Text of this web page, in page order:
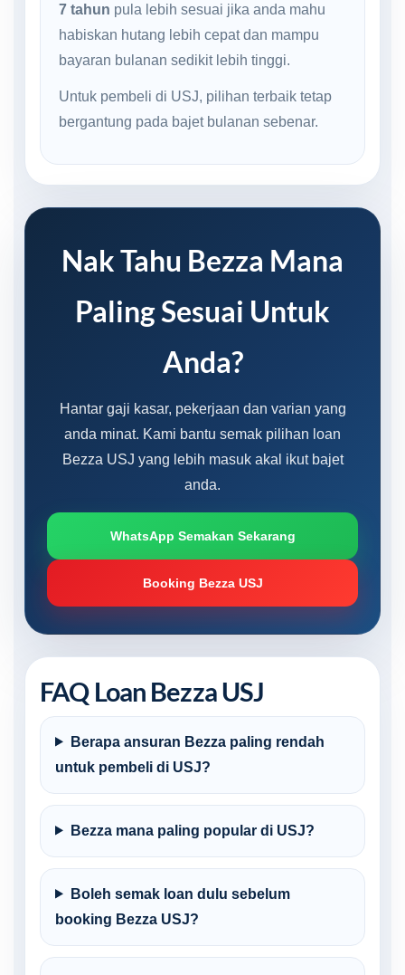
7 tahun pula lebih sesuai jika anda mahu
habiskan hutang lebih cepat dan mampu
bayaran bulanan sedikit lebih tinggi.
Untuk pembeli di USJ, pilihan terbaik tetap
bergantung pada bajet bulanan sebenar.
Nak Tahu Bezza Mana
Paling Sesuai Untuk
Anda?
Hantar gaji kasar, pekerjaan dan varian yang
anda minat. Kami bantu semak pilihan loan
Bezza USJ yang lebih masuk akal ikut bajet
anda.
WhatsApp Semakan Sekarang
Booking Bezza USJ
FAQ Loan Bezza USJ
Berapa ansuran Bezza paling rendah
untuk pembeli di USJ?
Bezza mana paling popular di USJ?
Boleh semak loan dulu sebelum
booking Bezza USJ?